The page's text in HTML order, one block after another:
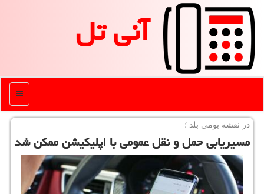
آنی تل
منو
در نقشه بومی بلد ؛
مسیریابی حمل و نقل عمومی با اپلیكیشن ممكن شد